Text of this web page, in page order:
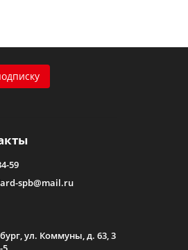
59
spb@mail.ru
ул. Коммуны, д. 63, 3